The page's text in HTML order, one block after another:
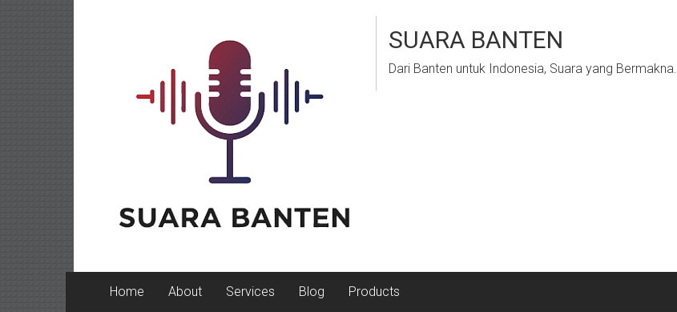
SUARA BANTEN
Dari Banten untuk Indonesia, Suara yang Bermakna.
Home About Services Blog Products